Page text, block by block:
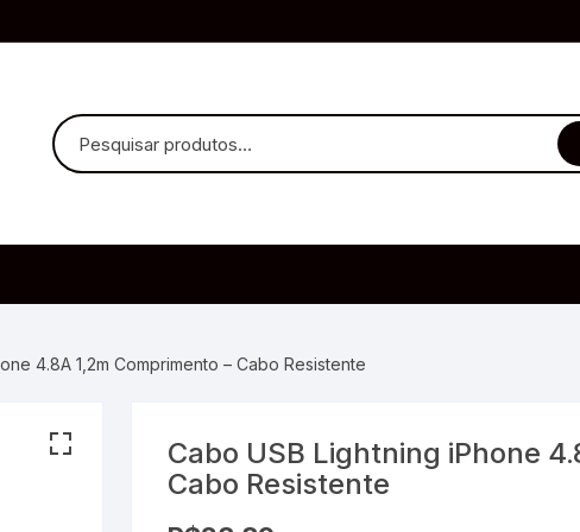
Microfone
4.8A 1,2m Comprimento – Cabo Resistente
Cabo USB Lightning iPhone
Cabo Resistente